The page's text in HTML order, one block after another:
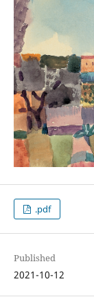
.pdf
Published
2021-10-12